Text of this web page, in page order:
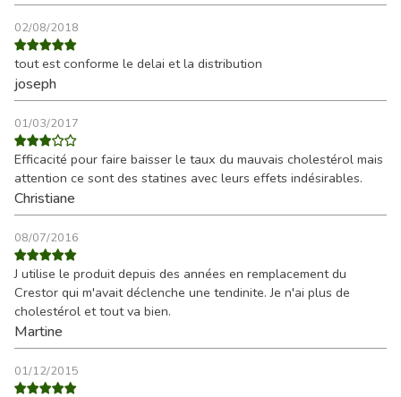
02/08/2018
tout est conforme le delai et la distribution
joseph
01/03/2017
Efficacité pour faire baisser le taux du mauvais cholestérol mais
attention ce sont des statines avec leurs effets indésirables.
Christiane
08/07/2016
J utilise le produit depuis des années en remplacement du
Crestor qui m'avait déclenche une tendinite. Je n'ai plus de
cholestérol et tout va bien.
Martine
01/12/2015